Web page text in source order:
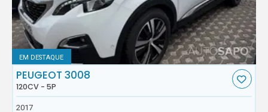
EM DESTAQUE
PEUGEOT 3008
120CV - 5P
2017